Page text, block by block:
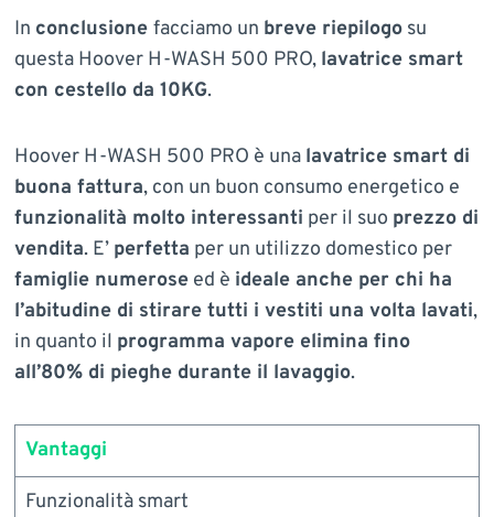
In conclusione facciamo un breve riepilogosu
questa Hoover H-WASH 500 PRO, lavatrice smart
con cestello da 10KG.
Hoover H-WASH 500 PRO è una lavatrice smart di
buona fattura, con un buon consumo energetico e
funzionalità molto interessanti per il suo prezzo di
vendita. E’ perfetta per un utilizzo domestico per
famiglie numeroseed è ideale anche per chi ha
l’abitudine di stirare tutti i vestiti una volta lavati,
in quanto il programma vapore elimina fino
all’80% di pieghe durante il lavaggio.
Vantaggi
Funzionalità smart